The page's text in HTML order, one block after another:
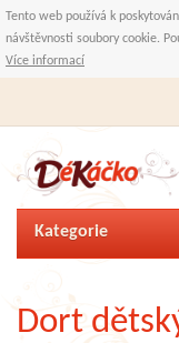
Tento web používá k
návštěvnosti soubory cookie.
Více informací
Kategorie
Dort